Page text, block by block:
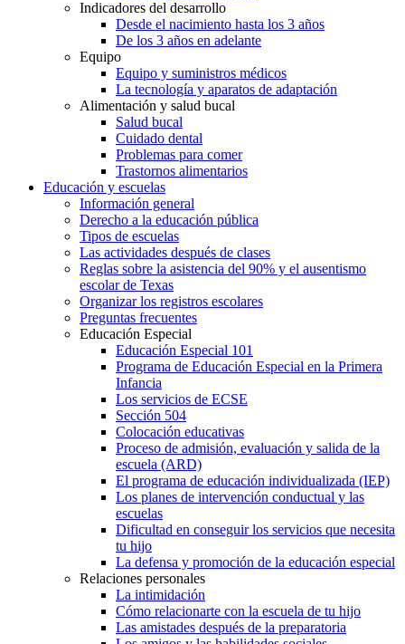
Indicadores del desarrollo
Desde el nacimiento hasta los 3 años
De los 3 años en adelante
Equipo
Equipo y suministros médicos
La tecnología y aparatos de adaptación
Alimentación y salud bucal
Salud bucal
Cuidado dental
Problemas para comer
Trastornos alimentarios
Educación y escuelas
Información general
Derecho a la educación pública
Tipos de escuelas
Las actividades después de clases
Reglas sobre la asistencia del 90% y el ausentismo
escolar de Texas
Organizar los registros escolares
Preguntas frecuentes
Educación Especial
Educación Especial 101
Programa de Educación Especial en la Primera
Infancia
Los servicios de ECSE
Sección 504
Colocación educativas
Proceso de admisión, evaluación y salida de la
escuela (ARD)
El programa de educación individualizada (IEP)
Los planes de intervención conductual y las
escuelas
Dificultad en conseguir los servicios que necesita
tu hijo
La defensa y promoción de la educación especial
Relaciones personales
La intimidación
Cómo relacionarte con la escuela de tu hijo
Las amistades después de la preparatoria